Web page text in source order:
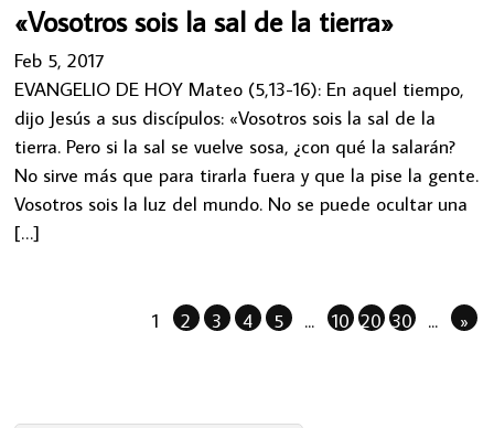
«Vosotros sois la sal de la tierra»
Feb 5, 2017
EVANGELIO DE HOY Mateo (5,13-16): En aquel tiempo,
dijo Jesús a sus discípulos: «Vosotros sois la sal de la
tierra. Pero si la sal se vuelve sosa, ¿con qué la salarán?
No sirve más que para tirarla fuera y que la pise la gente.
Vosotros sois la luz del mundo. No se puede ocultar una
[…]
1 2 3 4 5 ... 10 20 30 ... »